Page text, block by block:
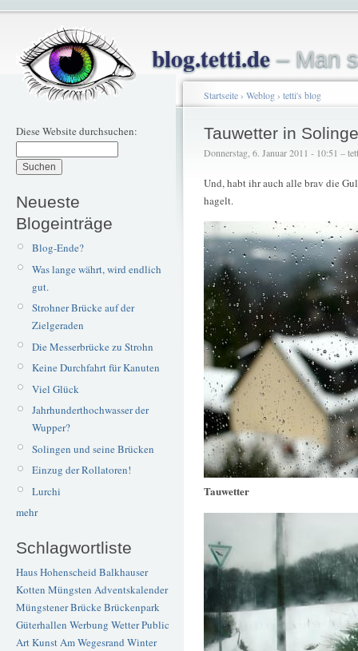
blog.tetti.de– Man
Diese Website durchsuchen:
Neueste
Blogeinträge
Blog-Ende?
Was lange währt, wird endlich
gut.
Strohner Brücke auf der
Zielgeraden
Die Messerbrücke zu Strohn
Keine Durchfahrt für Kanuten
Viel Glück
Jahrhunderthochwasser der
Wupper?
Solingen und seine Brücken
Einzug der Rollatoren!
Lurchi
mehr
Schlagwortliste
Haus Hohenscheid Balkhauser
Kotten Müngsten Adventskalender
Müngstener BrückeBrückenpark
Güterhallen Werbung WetterPublic
ArtKunstAm Wegesrand Winter
Startseite› Weblog› tetti's blog
Tauwetter in
Donnerstag, 6. Januar 2011 - 10:51 –
Und, habt ihr auch alle brav die
hagelt.
Tauwetter